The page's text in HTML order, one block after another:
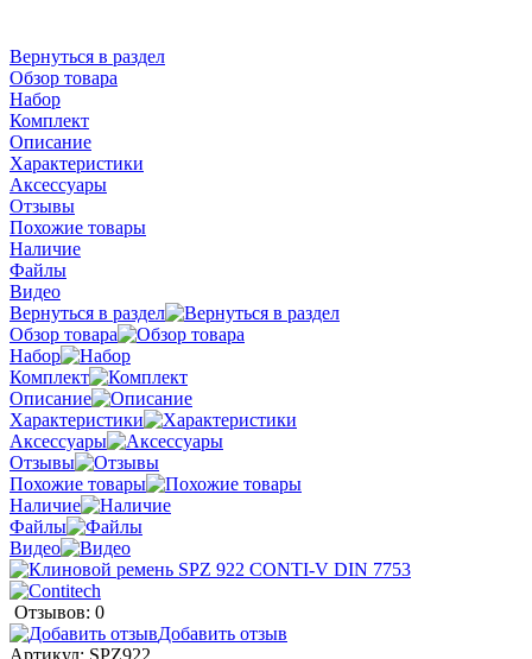
Вернуться в раздел
Обзор товара
Набор
Комплект
Описание
Характеристики
Аксессуары
Отзывы
Похожие товары
Наличие
Файлы
Видео
Вернуться в раздел
Обзор товара
Набор
Комплект
Описание
Характеристики
Аксессуары
Отзывы
Похожие товары
Наличие
Файлы
Видео
Отзывов: 0
Добавить отзыв
Артикул: SPZ922